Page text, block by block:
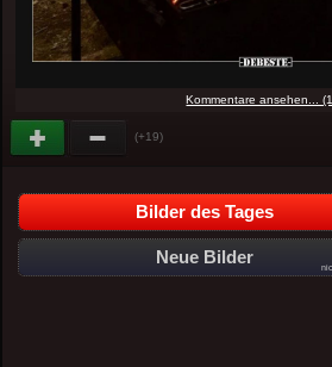
Kommentare ansehen...
(+19)
Bilder des Tages
Neue Bilder